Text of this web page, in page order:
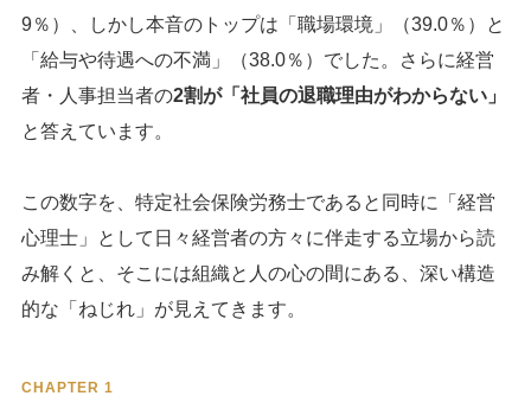
9％）、しかし本音のトップは「職場環境」（39.0％）と
「給与や待遇への不満」（38.0％）でした。さらに経営
者・人事担当者の2割が「社員の退職理由がわからない」
と答えています。
この数字を、特定社会保険労務士であると同時に「経営
心理士」として日々経営者の方々に伴走する立場から読
み解くと、そこには組織と人の心の間にある、深い構造
的な「ねじれ」が見えてきます。
CHAPTER 1